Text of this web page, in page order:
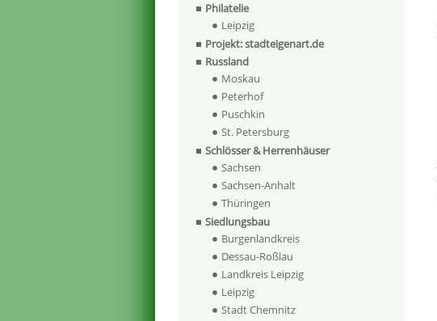
Philatelie
Leipzig
Projekt: stadteigenart.de
Russland
Moskau
Peterhof
Puschkin
St. Petersburg
Schlösser & Herrenhäuser
Sachsen
Sachsen-Anhalt
Thüringen
Siedlungsbau
Burgenlandkreis
Dessau-Roßlau
Landkreis Leipzig
Leipzig
Stadt Chemnitz